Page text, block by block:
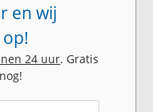
en wij
24 uur. Gratis